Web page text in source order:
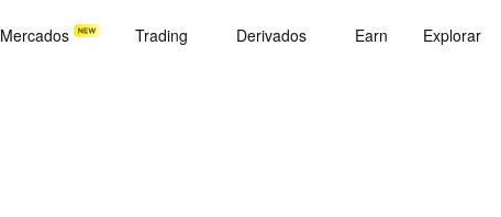
Mercados Trading Derivados Earn Explorar